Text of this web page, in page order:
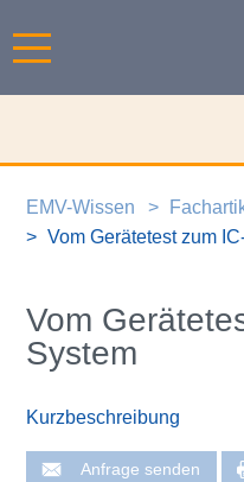
EMV-Wissen
Vom Gerätetest zum
Vom
System
Kurzbeschreibung
Anfrage senden